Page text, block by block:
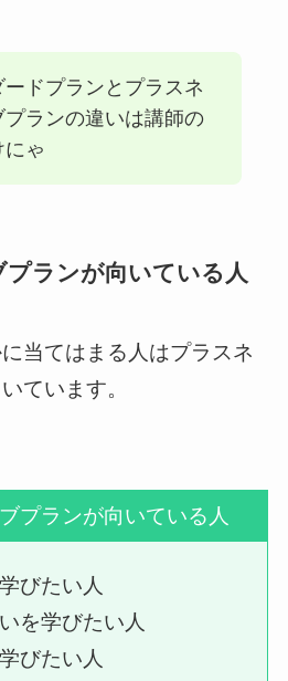
ードプランとプラスネ
プランの違いは講師の
にゃ
ランが向いている人
当てはまる人はプラスネ
ています。
プランが向いている人
びたい人
を学びたい人
びたい人